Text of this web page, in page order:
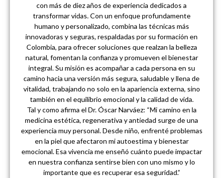
con más de diez años de experiencia dedicados a
transformar vidas. Con un enfoque profundamente
humano y personalizado, combina las técnicas más
innovadoras y seguras, respaldadas por su formación en
Colombia, para ofrecer soluciones que realzan la belleza
natural, fomentan la confianza y promueven el bienestar
integral. Su misión es acompañar a cada persona en su
camino hacia una versión más segura, saludable y llena de
vitalidad, trabajando no solo en la apariencia externa, sino
también en el equilibrio emocional y la calidad de vida.
Tal y como afirma el Dr. Óscar Narváez: “Mi camino en la
medicina estética, regenerativa y antiedad surge de una
experiencia muy personal. Desde niño, enfrenté problemas
en la piel que afectaron mi autoestima y bienestar
emocional. Esa vivencia me enseñó cuánto puede impactar
en nuestra confianza sentirse bien con uno mismo y lo
importante que es recuperar esa seguridad.”